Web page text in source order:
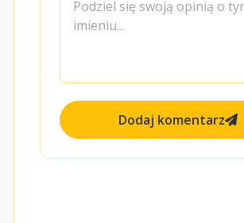
Dodaj komentarz